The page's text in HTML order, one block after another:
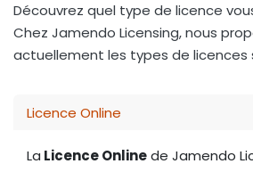
Découvrez quel type de licence
Chez Jamendo Licensing, nous
actuellement les types de licences
Licence Online
La Licence Onlinede Jamendo